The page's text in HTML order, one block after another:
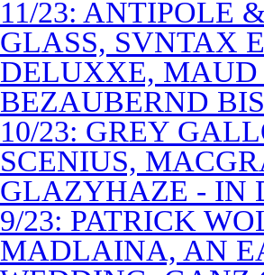
11/23: ANTIPOLE
GLASS, SVNTAX
DELUXXE,
BEZAUBERND
10/23: GREY
SCENIUS,
GLAZYHAZE - IN
9/23: PATRICK
MADLAINA, AN